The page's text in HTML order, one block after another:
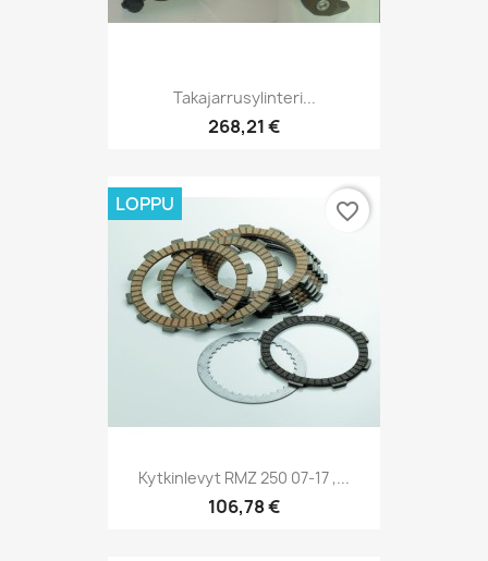
Takajarrusylinteri...
268,21 €
Kytkinlevyt RMZ 250 07-17 ,...
106,78 €
LOPPU favorite_border